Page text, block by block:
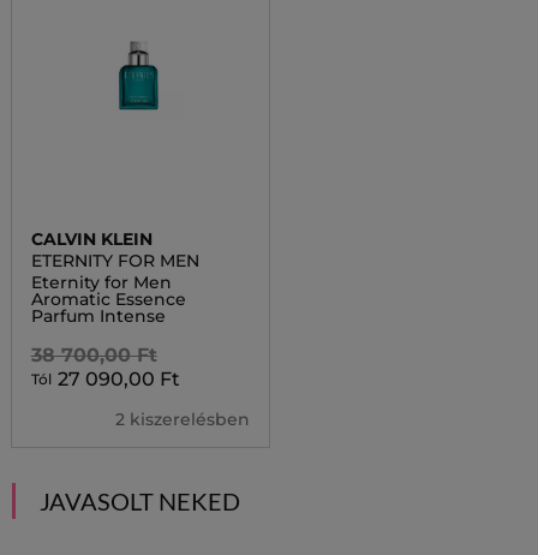
CALVIN KLEIN
ETERNITY FOR MEN
Eternity for Men
Aromatic Essence
Parfum Intense
38 700,00 Ft
Tól 27 090,00 Ft
2 kiszerelésben
JAVASOLT NEKED